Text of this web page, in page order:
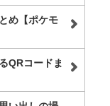
め【ポケモ
QRコードま